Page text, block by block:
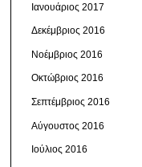
Ιανουάριος 2017
Δεκέμβριος 2016
Νοέμβριος 2016
Οκτώβριος 2016
Σεπτέμβριος 2016
Αύγουστος 2016
Ιούλιος 2016